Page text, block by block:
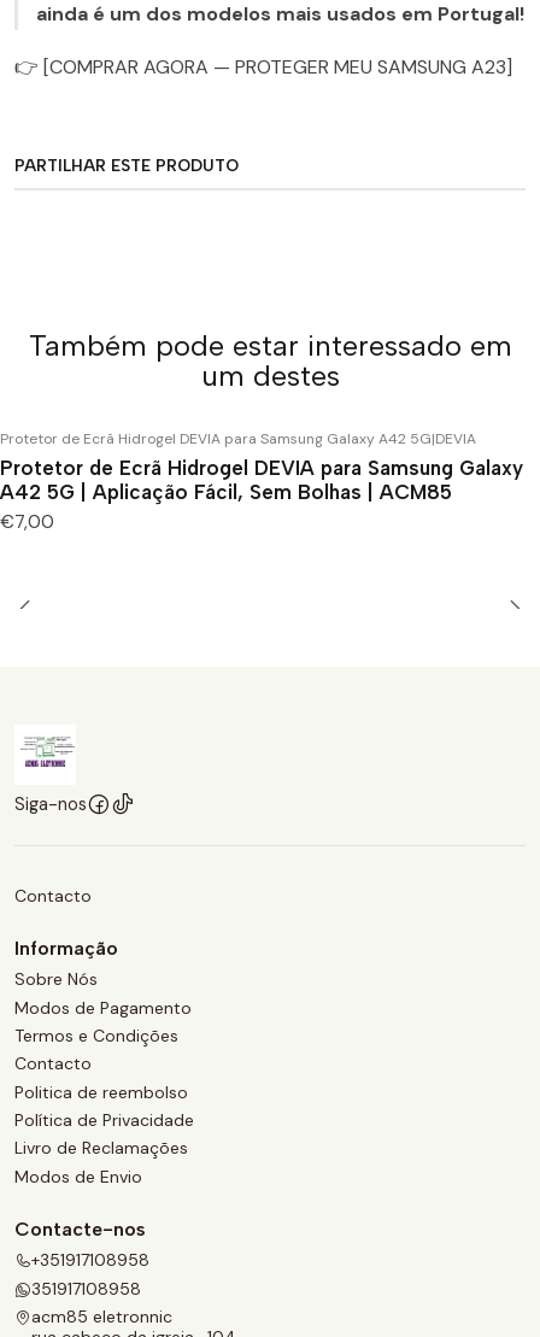
ainda é um dos modelos mais usados em Portugal!
👉 [COMPRAR AGORA — PROTEGER MEU SAMSUNG A23]
PARTILHAR ESTE PRODUTO
Também pode estar interessado em
um destes
Protetor de Ecrã Hidrogel DEVIA para Samsung Galaxy A42 5G|DEVIA
Protetor de Ecrã Hidrogel DEVIA para Samsung Galaxy
A42 5G | Aplicação Fácil, Sem Bolhas | ACM85
€7,00
Siga-nos
Contacto
Informação
Sobre Nós
Modos de Pagamento
Termos e Condições
Contacto
Politica de reembolso
Política de Privacidade
Livro de Reclamações
Modos de Envio
Contacte-nos
+351917108958
351917108958
acm85 eletronnic